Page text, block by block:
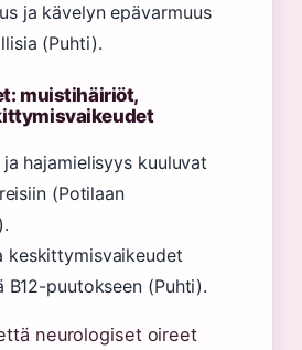
ja kävelyn epävarmuus
(Puhti).
muistihäiriöt,
hajamielisyys kuuluvat
(Potilaan
keskittymisvaikeudet
puutokseen (Puhti).
neurologiset oireet